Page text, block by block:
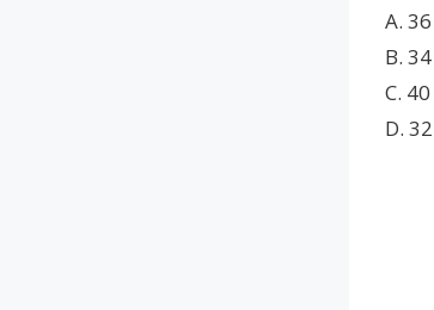
A. 36
B. 34
C. 40
D. 32